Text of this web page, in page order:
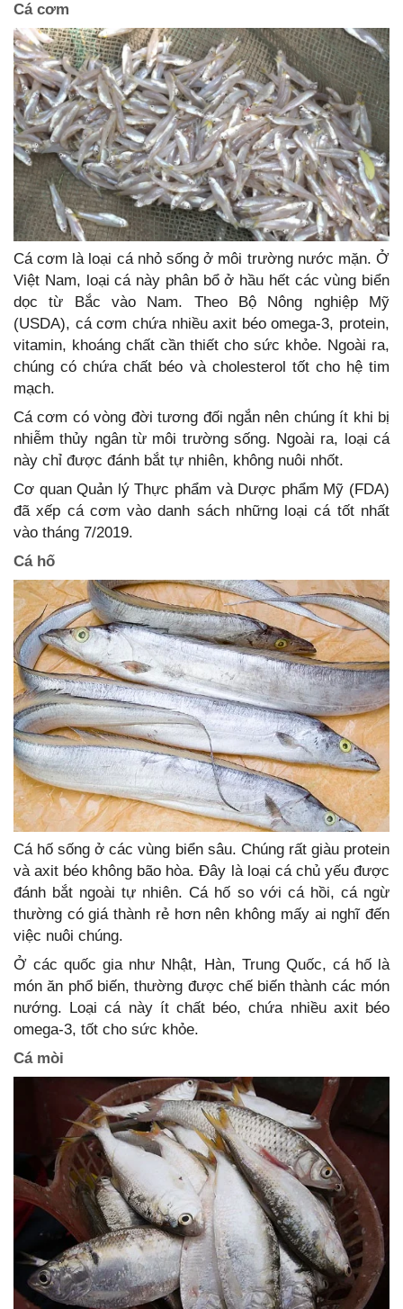
Cá cơm
Cá cơm là loại cá nhỏ sống ở môi trường nước mặn. Ở
Việt Nam, loại cá này phân bổ ở hầu hết các vùng biển
dọc từ Bắc vào Nam. Theo Bộ Nông nghiệp Mỹ
(USDA), cá cơm chứa nhiều axit béo omega-3, protein,
vitamin, khoáng chất cần thiết cho sức khỏe. Ngoài ra,
chúng có chứa chất béo và cholesterol tốt cho hệ tim
mạch.
Cá cơm có vòng đời tương đối ngắn nên chúng ít khi bị
nhiễm thủy ngân từ môi trường sống. Ngoài ra, loại cá
này chỉ được đánh bắt tự nhiên, không nuôi nhốt.
Cơ quan Quản lý Thực phẩm và Dược phẩm Mỹ (FDA)
đã xếp cá cơm vào danh sách những loại cá tốt nhất
vào tháng 7/2019.
Cá hố
Cá hố sống ở các vùng biển sâu. Chúng rất giàu protein
và axit béo không bão hòa. Đây là loại cá chủ yếu được
đánh bắt ngoài tự nhiên. Cá hố so với cá hồi, cá ngừ
thường có giá thành rẻ hơn nên không mấy ai nghĩ đến
việc nuôi chúng.
Ở các quốc gia như Nhật, Hàn, Trung Quốc, cá hố là
món ăn phổ biến, thường được chế biến thành các món
nướng. Loại cá này ít chất béo, chứa nhiều axit béo
omega-3, tốt cho sức khỏe.
Cá mòi